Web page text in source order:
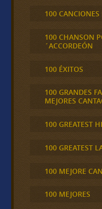
100 CANCIONES
100 CHANSON
´ACCORDEÓN
100 ÉXITOS
100 GRANDES
MEJORES
100 GREATEST
100 GREATEST
100 MEJORE
100 MEJORES